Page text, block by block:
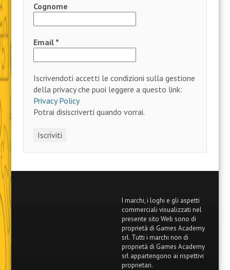
Cognome
Email *
Iscrivendoti accetti le condizioni sulla gestione
della privacy che puoi leggere a questo link:
Privacy Policy
Potrai disiscriverti quando vorrai.
I marchi, i loghi e gli aspetti
commerciali visualizzati nel
presente sito Web sono di
proprietà di Games Academy
srl. Tutti i marchi non di
proprietà di Games Academy
srl appartengono ai rispettivi
proprietari.